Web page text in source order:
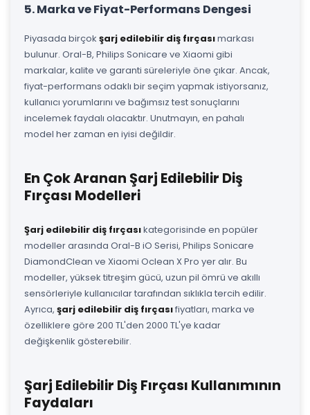
5. Marka ve Fiyat-Performans Dengesi
Piyasada birçok şarj edilebilir diş fırçasımarkası
bulunur. Oral-B, Philips Sonicare ve Xiaomi gibi
markalar, kalite ve garanti süreleriyle öne çıkar. Ancak,
fiyat-performans odaklı bir seçim yapmak istiyorsanız,
kullanıcı yorumlarını ve bağımsız test sonuçlarını
incelemek faydalı olacaktır. Unutmayın, en pahalı
model her zaman en iyisi değildir.
En Çok Aranan Şarj Edilebilir Diş
Fırçası Modelleri
Şarj edilebilir diş fırçasıkategorisinde en popüler
modeller arasında Oral-B iO Serisi, Philips Sonicare
DiamondClean ve Xiaomi Oclean X Pro yer alır. Bu
modeller, yüksek titreşim gücü, uzun pil ömrü ve akıllı
sensörleriyle kullanıcılar tarafından sıklıkla tercih edilir.
Ayrıca, şarj edilebilir diş fırçasıfiyatları, marka ve
özelliklere göre 200 TL'den 2000 TL'ye kadar
değişkenlik gösterebilir.
Şarj Edilebilir Diş Fırçası Kullanımının
Faydaları